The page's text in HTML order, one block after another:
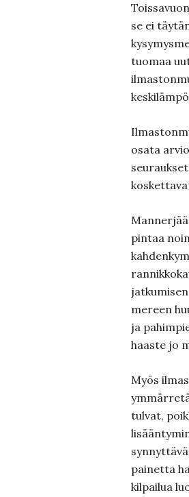
se ei
tuomaa
osata
pintaa
mereen
ja
haaste jo
Myös
tulvat,
painetta
kilpailua